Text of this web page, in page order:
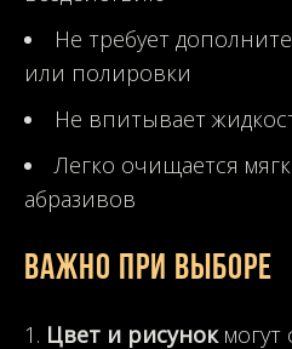
Не требует
или полировки
Не впитывает
Легко очищается
абразивов
Важно при выборе
Цвет и рисунокмогут